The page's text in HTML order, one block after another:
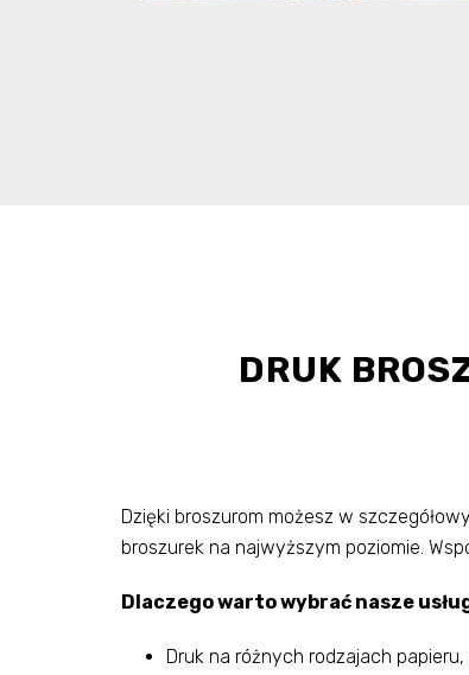
DRUK
Dzięki broszurom możesz w
broszurek na najwyższym poziomie.
Dlaczego warto wybrać nasze
Druk na różnych rodzajach